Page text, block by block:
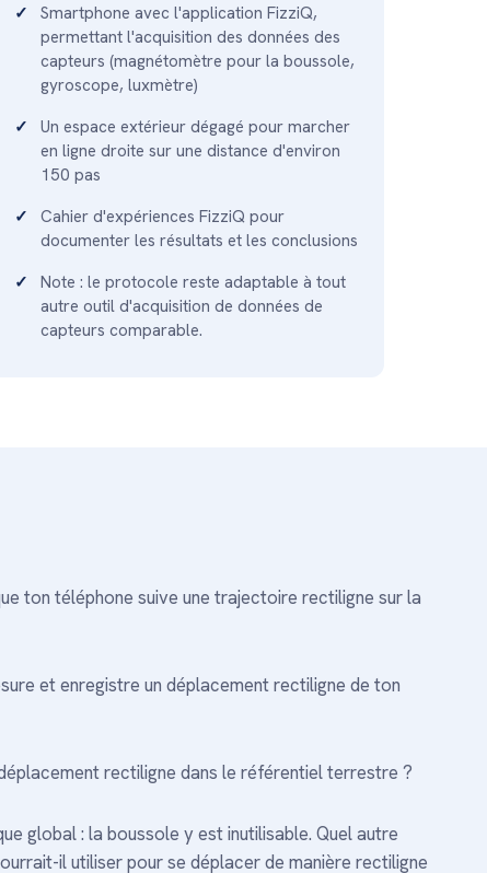
Smartphone avec l'application FizziQ,
permettant l'acquisition des données des
capteurs (magnétomètre pour la boussole,
gyroscope, luxmètre)
Un espace extérieur dégagé pour marcher
en ligne droite sur une distance d'environ
150 pas
Cahier d'expériences FizziQ pour
documenter les résultats et les conclusions
Note : le protocole reste adaptable à tout
autre outil d'acquisition de données de
capteurs comparable.
ton téléphone suive une trajectoire rectiligne sur la
et enregistre un déplacement rectiligne de ton
rectiligne dans le référentiel terrestre ?
global : la boussole y est inutilisable. Quel autre
il utiliser pour se déplacer de manière rectiligne